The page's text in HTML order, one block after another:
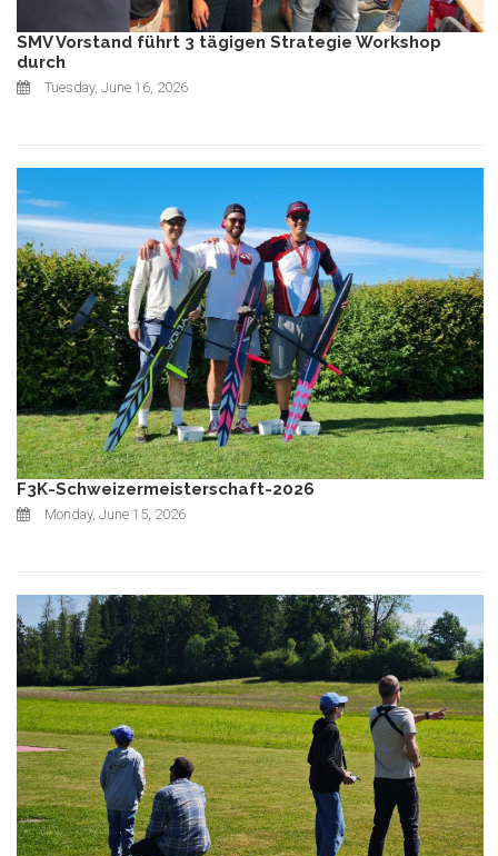
SMV Vorstand führt 3 tägigen Strategie Workshop
durch
Tuesday, June 16, 2026
F3K-Schweizermeisterschaft-2026
Monday, June 15, 2026